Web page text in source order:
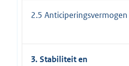
2.5 Anticiperingsvermogen
3. Stabiliteit en